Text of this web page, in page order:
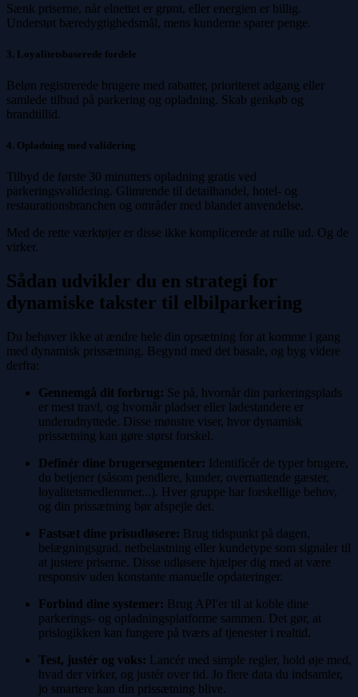
Sænk priserne, når elnettet er grønt, eller energien er billig.
Understøt bæredygtighedsmål, mens kunderne sparer penge.
3. Loyalitetsbaserede fordele
Beløn registrerede brugere med rabatter, prioriteret adgang eller
samlede tilbud på parkering og opladning. Skab genkøb og
brandtillid.
4. Opladning med validering
Tilbyd de første 30 minutters opladning gratis ved
parkeringsvalidering. Glimrende til detailhandel, hotel- og
restaurationsbranchen og områder med blandet anvendelse.
Med de rette værktøjer er disse ikke komplicerede at rulle ud. Og de
virker.
Sådan udvikler du en strategi for
dynamiske takster til elbilparkering
Du behøver ikke at ændre hele din opsætning for at komme i gang
med dynamisk prissætning. Begynd med det basale, og byg videre
derfra:
Gennemgå dit forbrug: Se på, hvornår din parkeringsplads
er mest travl, og hvornår pladser eller ladestandere er
underudnyttede. Disse mønstre viser, hvor dynamisk
prissætning kan gøre størst forskel.
Definér dine brugersegmenter: Identificér de typer brugere,
du betjener (såsom pendlere, kunder, overnattende gæster,
loyalitetsmedlemmer...). Hver gruppe har forskellige behov,
og din prissætning bør afspejle det.
Fastsæt dine prisudløsere: Brug tidspunkt på dagen,
belægningsgrad, netbelastning eller kundetype som signaler til
at justere priserne. Disse udløsere hjælper dig med at være
responsiv uden konstante manuelle opdateringer.
Forbind dine systemer: Brug API'er til at koble dine
parkerings- og opladningsplatforme sammen. Det gør, at
prislogikken kan fungere på tværs af tjenester i realtid.
Test, justér og voks: Lancér med simple regler, hold øje med,
hvad der virker, og justér over tid. Jo flere data du indsamler,
jo smartere kan din prissætning blive.